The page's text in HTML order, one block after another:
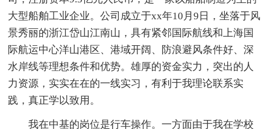
大型船舶工业企业。公司成立于xx年10月9日，坐落于风
景秀丽的浙江岱山江南山，具有紧邻国际航线和上海国
际航运中心洋山港区、港域开阔、防浪避风条件好、深
水岸线等理想条件和优势。雄厚的资金实力，突出的人
力资源，实实在在的一线实习，有利于我理论联系实
践，真正学以致用。
我在中基的岗位是行车操作。一方面由于我在学校